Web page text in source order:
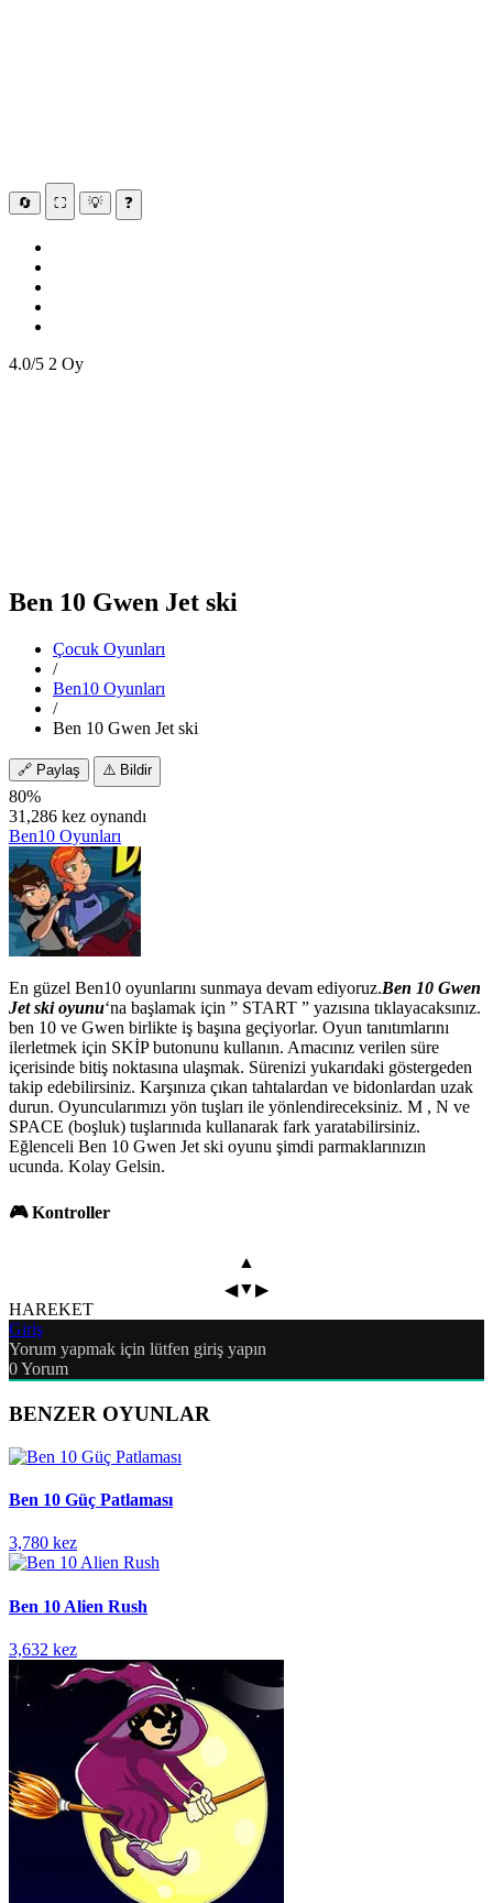
🔄 ⛶ 💡 ❓
4.0/5 2 Oy
Ben 10 Gwen Jet ski
Çocuk Oyunları
/
Ben10 Oyunları
/
Ben 10 Gwen Jet ski
🔗 Paylaş ⚠️ Bildir
80%
31,286 kez oynandı
Ben10 Oyunları
En güzel Ben10 oyunlarını sunmaya devam ediyoruz.Ben 10 Gwen
Jet ski oyunu‘na başlamak için ” START ” yazısına tıklayacaksınız.
ben 10 ve Gwen birlikte iş başına geçiyorlar. Oyun tanıtımlarını
ilerletmek için SKİP butonunu kullanın. Amacınız verilen süre
içerisinde bitiş noktasına ulaşmak. Sürenizi yukarıdaki göstergeden
takip edebilirsiniz. Karşınıza çıkan tahtalardan ve bidonlardan uzak
durun. Oyuncularımızı yön tuşları ile yönlendireceksiniz. M , N ve
SPACE (boşluk) tuşlarınıda kullanarak fark yaratabilirsiniz.
Eğlenceli Ben 10 Gwen Jet ski oyunu şimdi parmaklarınızın
ucunda. Kolay Gelsin.
🎮 Kontroller
▲
◀▼▶
HAREKET
Giriş
Yorum yapmak için lütfen giriş yapın
0Yorum
BENZER OYUNLAR
Ben 10 Güç Patlaması
3,780 kez
Ben 10 Alien Rush
3,632 kez